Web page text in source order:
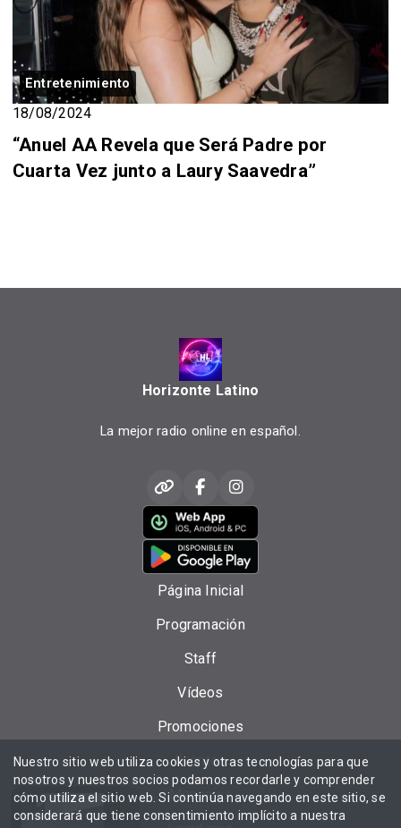
Entretenimiento
18/08/2024
“Anuel AA Revela que Será Padre por
Cuarta Vez junto a Laury Saavedra”
Horizonte Latino
La mejor radio online en español.
Página Inicial
Programación
Staff
Vídeos
Promociones
Eventos
Mensajes
Nuestro sitio web utiliza cookies y otras tecnologías para que
nosotros y nuestros socios podamos recordarle y comprender
cómo utiliza el sitio web. Si continúa navegando en este sitio, se
considerará que tiene consentimiento implícito a nuestra